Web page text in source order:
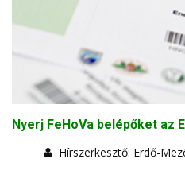
Nyerj FeHoVa belépőket az
Hírszerkesztő: Erdő-